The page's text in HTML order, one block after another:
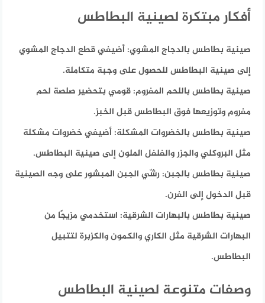
أفكار مبتكرة لصينية البطاطس
صينية بطاطس بالدجاج المشوي: أضيفي قطع الدجاج المشوي
إلى صينية البطاطس للحصول على وجبة متكاملة.
صينية بطاطس باللحم المفروم: قومي بتحضير صلصة لحم
مفروم وتوزيعها فوق البطاطس قبل الخبز.
صينية بطاطس بالخضروات المشكلة: أضيفي خضروات مشكلة
مثل البروكلي والجزر والفلفل الملون إلى صينية البطاطس.
صينية بطاطس بالجبن: رشّي الجبن المبشور على وجه الصينية
قبل الدخول إلى الفرن.
صينية بطاطس بالبهارات الشرقية: استخدمي مزيجًا من
البهارات الشرقية مثل الكاري والكمون والكزبرة لتتبيل
البطاطس.
وصفات متنوعة لصينية البطاطس